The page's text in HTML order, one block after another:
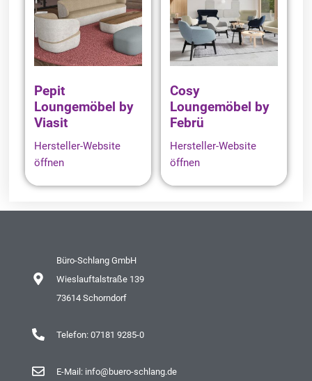
Pepit
Loungemöbel by
Viasit
Hersteller-Website
öffnen
Cosy
Loungemöbel by
Febrü
Hersteller-Website
öffnen
Büro-Schlang GmbH
Wieslauftalstraße 139
73614 Schorndorf
Telefon: 07181 9285-0
E-Mail: info@buero-schlang.de